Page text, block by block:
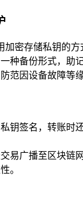
加密存储私钥的
种备份形式，助
范因设备故障等
私钥签名，转账时
交易广播至区块链
。